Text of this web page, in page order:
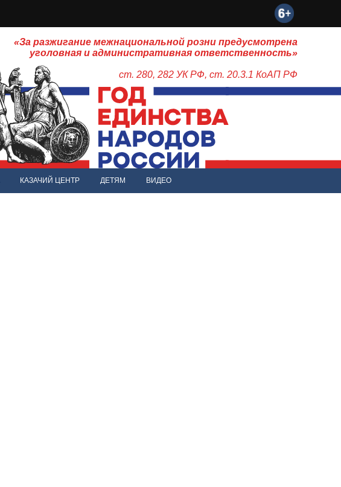
«За разжигание межнациональной розни предусмотрена
уголовная и административная ответственность»
ст. 280, 282 УК РФ, ст. 20.3.1 КоАП РФ
КАЗАЧИЙ ЦЕНТР ДЕТЯМ ВИДЕО